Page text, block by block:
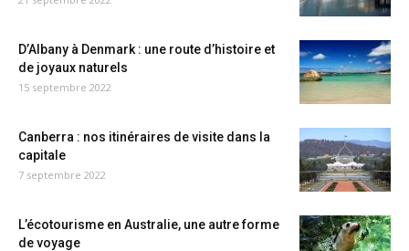
D’Albany à Denmark : une route d’histoire et
de joyaux naturels
15 septembre 2022
Canberra : nos itinéraires de visite dans la
capitale
7 septembre 2022
L’écotourisme en Australie, une autre forme
de voyage